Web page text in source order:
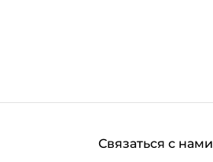
Связаться с нами